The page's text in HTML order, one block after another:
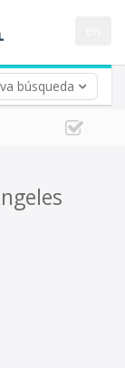
búsqueda